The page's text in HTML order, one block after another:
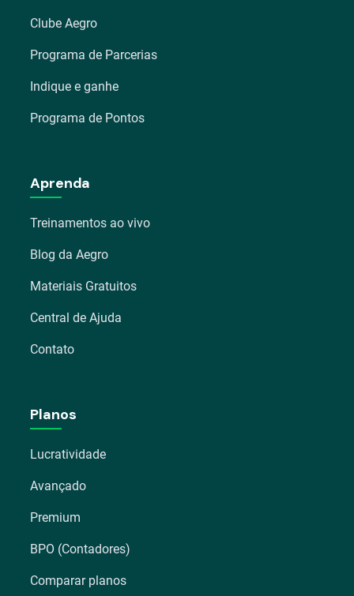
Clube Aegro
Programa de Parcerias
Indique e ganhe
Programa de Pontos
Aprenda
Treinamentos ao vivo
Blog da Aegro
Materiais Gratuitos
Central de Ajuda
Contato
Planos
Lucratividade
Avançado
Premium
BPO (Contadores)
Comparar planos